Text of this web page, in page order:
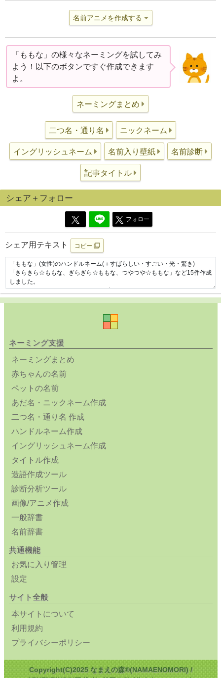
名前アニメを作成する
「ももな」の様々なネーミングを試してみ
よう！以下のボタンですぐ作成できます
よ。
ネーミングまとめ
二つ名・通り名 ニックネーム
イングリッシュネーム 名前入り壁紙 名前診断
記事タイトル
シェア＋フォロー
フォロー
シェア用テキスト コピー
ネーミング支援
ネーミングまとめ
赤ちゃんの名前
ペットの名前
あだ名・ニックネーム作成
二つ名・通り名 作成
ハンドルネーム作成
イングリッシュネーム作成
タイトル作成
造語作成ツール
診断分析ツール
画像/アニメ作成
一般辞書
名前辞書
共通機能
お気に入り管理
設定
サイト全般
本サイトについて
利用規約
プライバシーポリシー
Copyright(C)2025 なまえの森®(NAMAENOMORI) /